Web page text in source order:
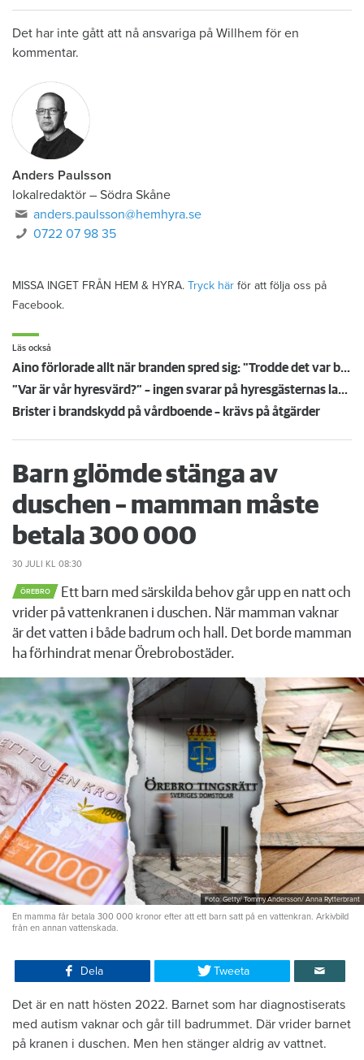
Det har inte gått att nå ansvariga på Willhem för en
kommentar.
Anders Paulsson
lokalredaktör – Södra Skåne
anders.paulsson@hemhyra.se
0722 07 98 35
MISSA INGET FRÅN HEM & HYRA. Tryck här för att följa oss på
Facebook.
Läs också
Aino förlorade allt när branden spred sig: "Trodde det var barn som busringde på dörren"
”Var är vår hyresvärd?” – ingen svarar på hyresgästernas larm om kalla lägenheter
Brister i brandskydd på vårdboende – krävs på åtgärder
Barn glömde stänga av
duschen – mamman måste
betala 300 000
30 JULI KL 08:30
ÖREBRO
Ett barn med särskilda behov går upp en natt och
vrider på vattenkranen i duschen. När mamman vaknar
är det vatten i både badrum och hall. Det borde mamman
ha förhindrat menar Örebrobostäder.
Foto: Getty/ Tommy Andersson/ Anna Rytterbrant
En mamma får betala 300 000 kronor efter att ett barn satt på en vattenkran. Arkivbild
från en annan vattenskada.
Dela Tweeta
Det är en natt hösten 2022. Barnet som har diagnostiserats
med autism vaknar och går till badrummet. Där vrider barnet
på kranen i duschen. Men hen stänger aldrig av vattnet.